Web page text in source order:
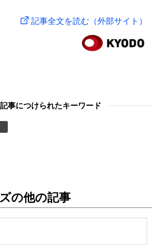
記事全文を読む（外部サイト）
事につけられたキーワード
の他の記事